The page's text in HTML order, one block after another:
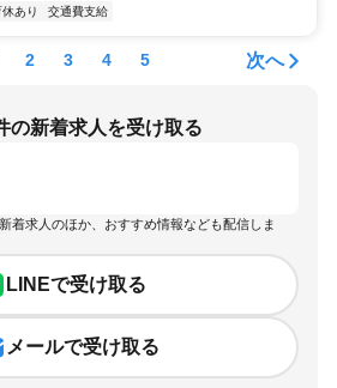
休あり 交通費支給
2 3 4 5 次へ
の新着求人を受け取る
着求人のほか、おすすめ情報なども配信しま
LINEで受け取る
メールで受け取る